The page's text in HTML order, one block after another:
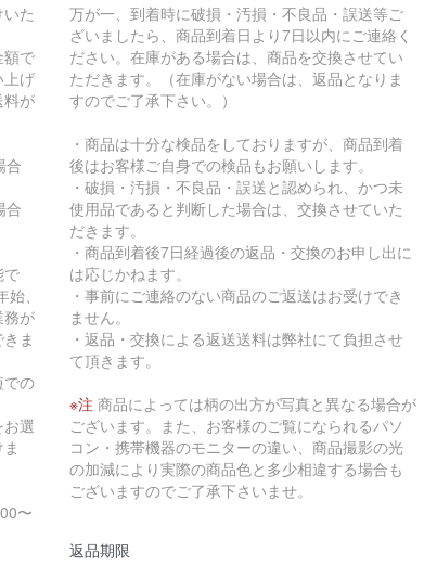
た
額で
上げ
料が
合
合
で
、
務が
ま
での
選
〜
万が一、到着時に破損・汚損・不良品・誤送等ご
ざいましたら、商品到着日より7日以内にご連絡く
ださい。在庫がある場合は、商品を交換させてい
ただきます。（在庫がない場合は、返品となりま
すのでご了承下さい。）
・商品は十分な検品をしておりますが、商品到着
後はお客様ご自身での検品もお願いします。
・破損・汚損・不良品・誤送と認められ、かつ未
使用品であると判断した場合は、交換させていた
だきます。
・商品到着後7日経過後の返品・交換のお申し出に
は応じかねます。
・事前にご連絡のない商品のご返送はお受けでき
ません。
・返品・交換による返送送料は弊社にて負担させ
て頂きます。
※注 商品によっては柄の出方が写真と異なる場合が
ございます。また、お客様のご覧になられるパソ
コン・携帯機器のモニターの違い、商品撮影の光
の加減により実際の商品色と多少相違する場合も
ございますのでご了承下さいませ。
返品期限